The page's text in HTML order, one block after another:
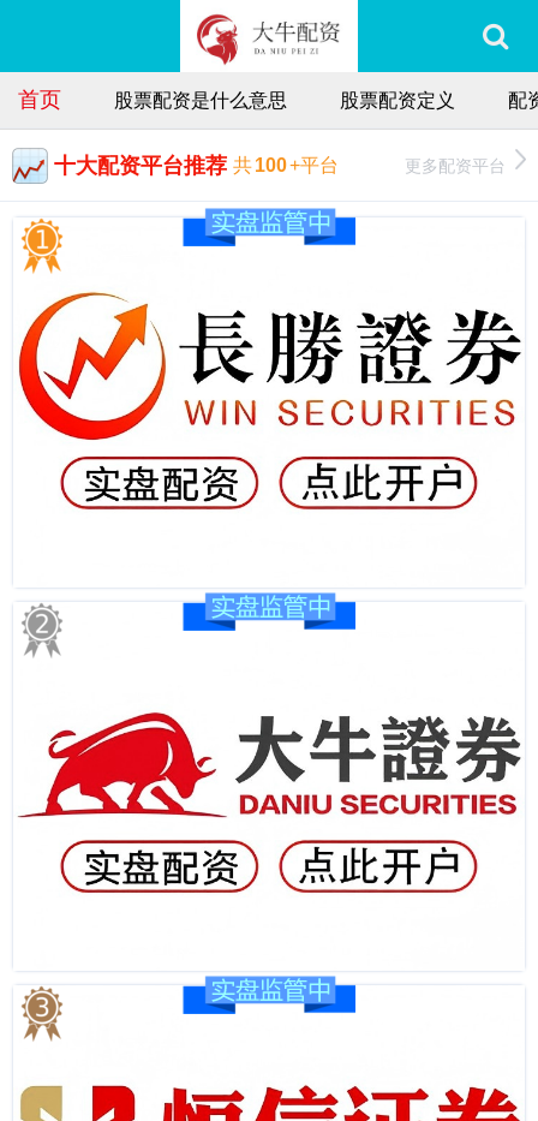
首页 股票配资是什么意思 股票配资定义 配
十大配资平台推荐 共100+平台 更多配资平台